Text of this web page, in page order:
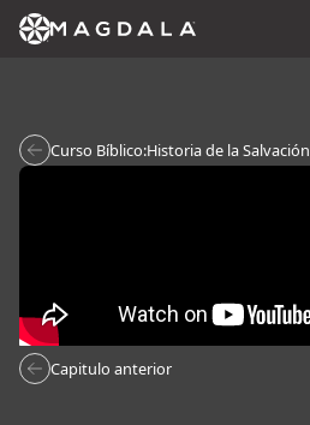
Curso Bíblico:Historia de la Salvación
Capitulo anterior